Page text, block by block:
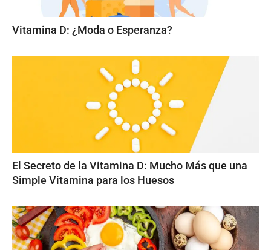
Vitamina D: ¿Moda o Esperanza?
El Secreto de la Vitamina D: Mucho Más que una
Simple Vitamina para los Huesos